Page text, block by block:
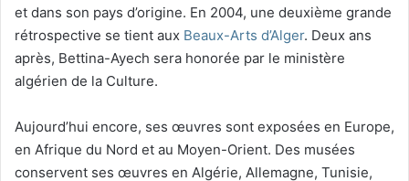
et dans son pays d’origine. En 2004, une deuxième grande
rétrospective se tient aux Beaux-Arts d’Alger. Deux ans
après, Bettina-Ayech sera honorée par le ministère
algérien de la Culture.
Aujourd’hui encore, ses œuvres sont exposées en Europe,
en Afrique du Nord et au Moyen-Orient. Des musées
conservent ses œuvres en Algérie, Allemagne, Tunisie,